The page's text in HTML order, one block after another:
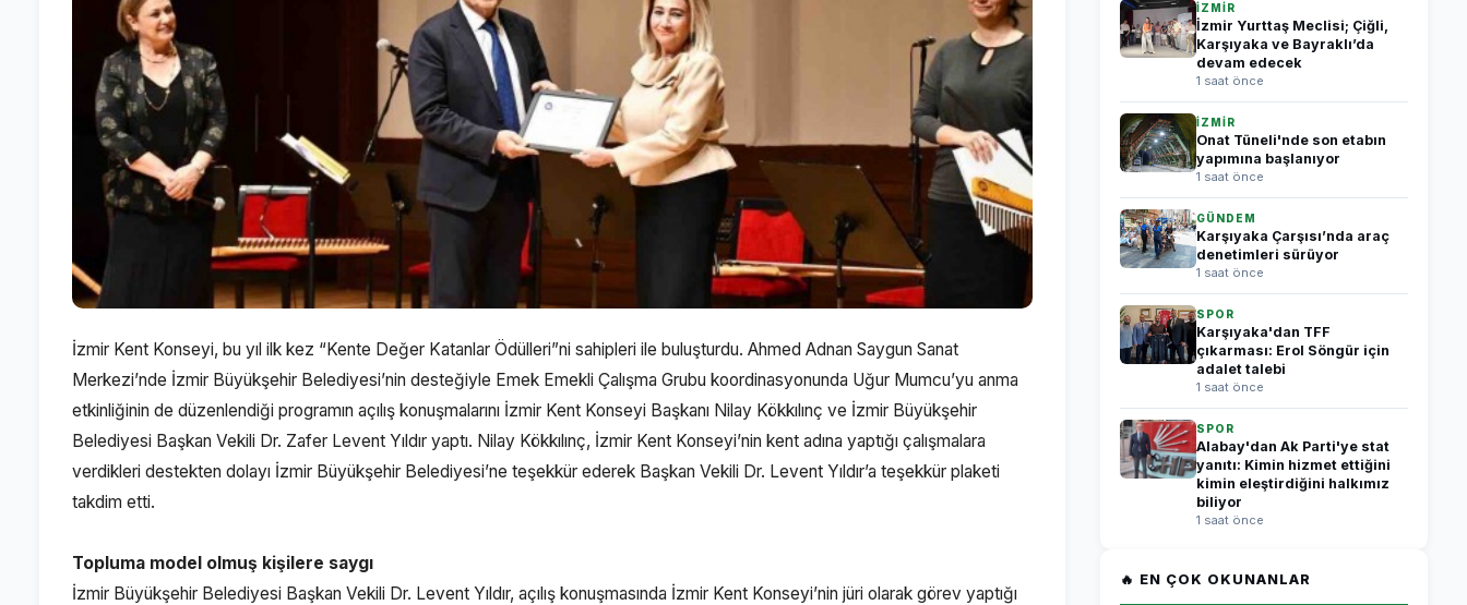
İzmir Kent Konseyi, bu yıl ilk kez “Kente Değer Katanlar Ödülleri”ni sahipleri ile buluşturdu. Ahmed Adnan Saygun Sanat
Merkezi’nde İzmir Büyükşehir Belediyesi’nin desteğiyle Emek Emekli Çalışma Grubu koordinasyonunda Uğur Mumcu’yu anma
etkinliğinin de düzenlendiği programın açılış konuşmalarını İzmir Kent Konseyi Başkanı Nilay Kökkılınç ve İzmir Büyükşehir
Belediyesi Başkan Vekili Dr. Zafer Levent Yıldır yaptı. Nilay Kökkılınç, İzmir Kent Konseyi’nin kent adına yaptığı çalışmalara
verdikleri destekten dolayı İzmir Büyükşehir Belediyesi’ne teşekkür ederek Başkan Vekili Dr. Levent Yıldır’a teşekkür plaketi
takdim etti.
Topluma model olmuş kişilere saygı
İzmir Büyükşehir Belediyesi Başkan Vekili Dr. Levent Yıldır, açılış konuşmasında İzmir Kent Konseyi’nin jüri olarak görev yaptığı
İZMİR
İzmir Yurttaş Meclisi; Çiğli,
Karşıyaka ve Bayraklı’da
devam edecek
1 saat önce
İZMİR
Onat Tüneli'nde son etabın
yapımına başlanıyor
1 saat önce
GÜNDEM
Karşıyaka Çarşısı’nda araç
denetimleri sürüyor
1 saat önce
SPOR
Karşıyaka'dan TFF
çıkarması: Erol Söngür için
adalet talebi
1 saat önce
SPOR
Alabay'dan Ak Parti'ye stat
yanıtı: Kimin hizmet ettiğini
kimin eleştirdiğini halkımız
biliyor
1 saat önce
🔥 EN ÇOK OKUNANLAR